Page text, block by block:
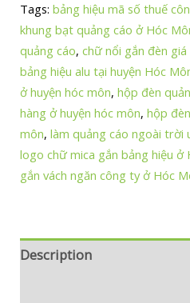
quảng
cáo|0912502060
quantity
Tags:bảng hiệu mã số thuế
khung bạt quảng cáo ở Hóc
quảng cáo,chữ nổi gắn đèn
bảng hiệu alu tại huyện Hóc
ở huyện hóc môn,hộp đèn
hàng ở huyện hóc môn,hộp
môn,làm quảng cáo ngoài trời
logo chữ mica gắn bảng hiệu ở
gắn vách ngăn công ty ở Hóc
Description